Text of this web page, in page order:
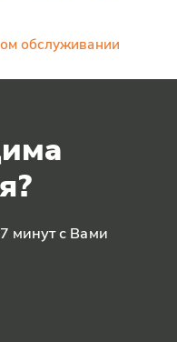
обслуживании
минут с Вами